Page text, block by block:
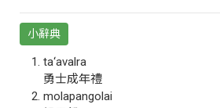
小辭典
ta‘avalra
勇士成年禮
molapangolai